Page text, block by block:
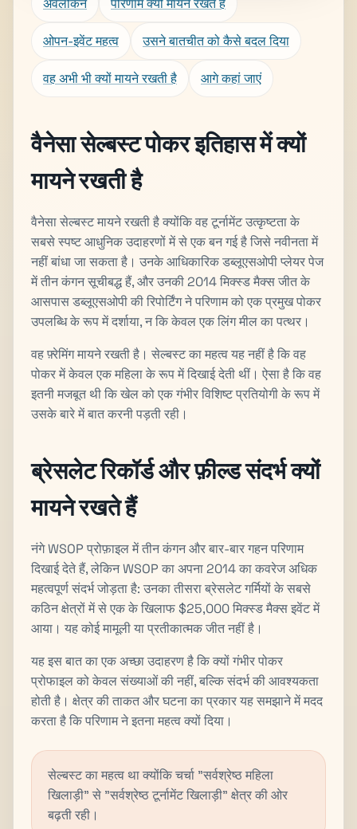
अवलोकन परिणाम क्यों मायने रखते हैं
ओपन-इवेंट महत्व उसने बातचीत को कैसे बदल दिया
वह अभी भी क्यों मायने रखती है आगे कहां जाएं
वैनेसा सेल्बस्ट पोकर इतिहास में क्यों
मायने रखती है
वैनेसा सेल्बस्ट मायने रखती है क्योंकि वह टूर्नामेंट उत्कृष्टता के
सबसे स्पष्ट आधुनिक उदाहरणों में से एक बन गई है जिसे नवीनता में
नहीं बांधा जा सकता है। उनके आधिकारिक डब्लूएसओपी प्लेयर पेज
में तीन कंगन सूचीबद्ध हैं, और उनकी 2014 मिक्स्ड मैक्स जीत के
आसपास डब्लूएसओपी की रिपोर्टिंग ने परिणाम को एक प्रमुख पोकर
उपलब्धि के रूप में दर्शाया, न कि केवल एक लिंग मील का पत्थर।
वह फ़्रेमिंग मायने रखती है। सेल्बस्ट का महत्व यह नहीं है कि वह
पोकर में केवल एक महिला के रूप में दिखाई देती थीं। ऐसा है कि वह
इतनी मजबूत थी कि खेल को एक गंभीर विशिष्ट प्रतियोगी के रूप में
उसके बारे में बात करनी पड़ती रही।
ब्रेसलेट रिकॉर्ड और फ़ील्ड संदर्भ क्यों
मायने रखते हैं
नंगे WSOP प्रोफ़ाइल में तीन कंगन और बार-बार गहन परिणाम
दिखाई देते हैं, लेकिन WSOP का अपना 2014 का कवरेज अधिक
महत्वपूर्ण संदर्भ जोड़ता है: उनका तीसरा ब्रेसलेट गर्मियों के सबसे
कठिन क्षेत्रों में से एक के खिलाफ $25,000 मिक्स्ड मैक्स इवेंट में
आया। यह कोई मामूली या प्रतीकात्मक जीत नहीं है।
यह इस बात का एक अच्छा उदाहरण है कि क्यों गंभीर पोकर
प्रोफाइल को केवल संख्याओं की नहीं, बल्कि संदर्भ की आवश्यकता
होती है। क्षेत्र की ताकत और घटना का प्रकार यह समझाने में मदद
करता है कि परिणाम ने इतना महत्व क्यों दिया।
सेल्बस्ट का महत्व था क्योंकि चर्चा "सर्वश्रेष्ठ महिला
खिलाड़ी" से "सर्वश्रेष्ठ टूर्नामेंट खिलाड़ी" क्षेत्र की ओर
बढ़ती रही।